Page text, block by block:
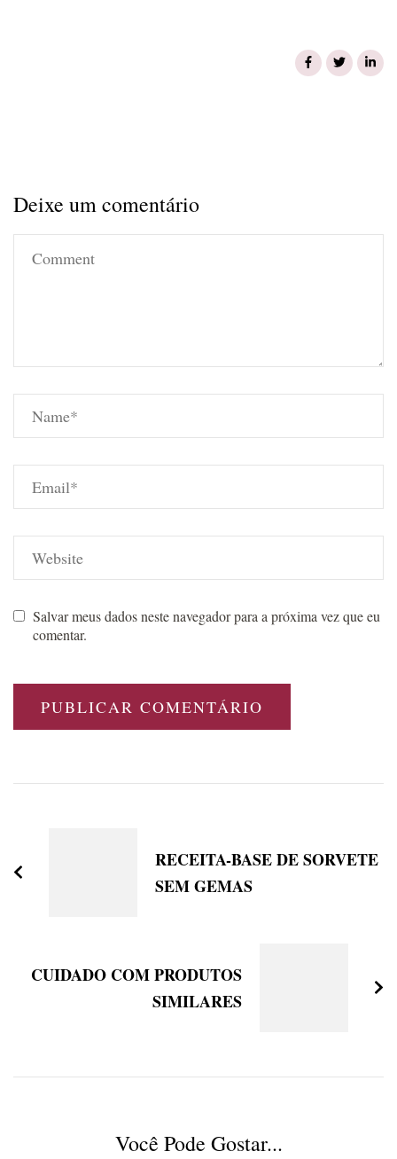
Deixe um comentário
Salvar meus dados neste navegador para a próxima vez que eu
comentar.
Navigation
RECEITA-BASE DE SORVETE
SEM GEMAS
CUIDADO COM PRODUTOS
SIMILARES
Você Pode Gostar...